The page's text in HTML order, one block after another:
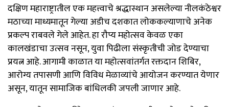
दक्षिण महाराष्ट्रातील एक महत्त्वाचे श्रद्धास्थान असलेल्या नीलकंठेश्वर
मठाच्या माध्यमातून गेल्या अडीच दशकात लोककल्याणाचे अनेक
प्रकल्प राबवले गेले आहेत. हा रौप्य महोत्सव केवळ एका
कालखंडाचा उत्सव नसून, युवा पिढीला संस्कृतीची जोड देण्याचा
प्रयत्न आहे. आगामी काळात या महोत्सवांतर्गत रक्तदान शिबिर,
आरोग्य तपासणी आणि विविध मेळाव्यांचे आयोजन करण्यात येणार
असून, यातून सामाजिक बांधिलकी जपली जाणार आहे.